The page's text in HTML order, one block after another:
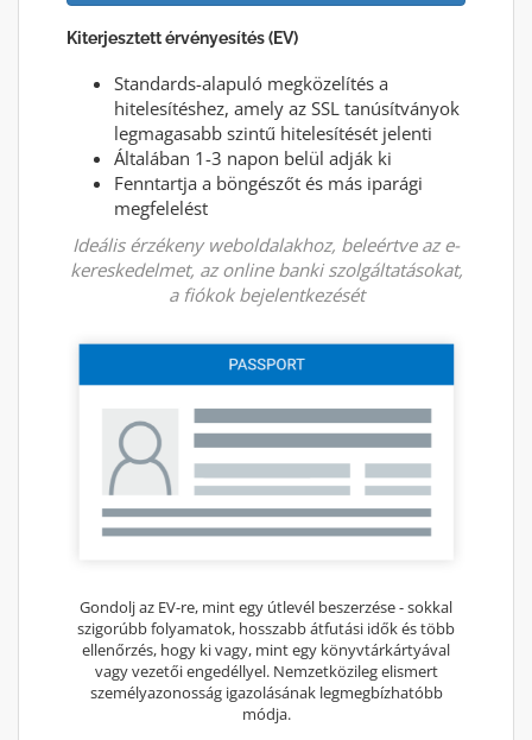
Kiterjesztett érvényesítés (EV)
Standards-alapuló megközelítés a
hitelesítéshez, amely az SSL tanúsítványok
legmagasabb szintű hitelesítését jelenti
Általában 1-3 napon belül adják ki
Fenntartja a böngészőt és más iparági
megfelelést
Ideális érzékeny weboldalakhoz, beleértve az e-
kereskedelmet, az online banki szolgáltatásokat,
a fiókok bejelentkezését
Gondolj az EV-re, mint egy útlevél beszerzése - sokkal
szigorúbb folyamatok, hosszabb átfutási idők és több
ellenőrzés, hogy ki vagy, mint egy könyvtárkártyával
vagy vezetői engedéllyel. Nemzetközileg elismert
személyazonosság igazolásának legmegbízhatóbb
módja.